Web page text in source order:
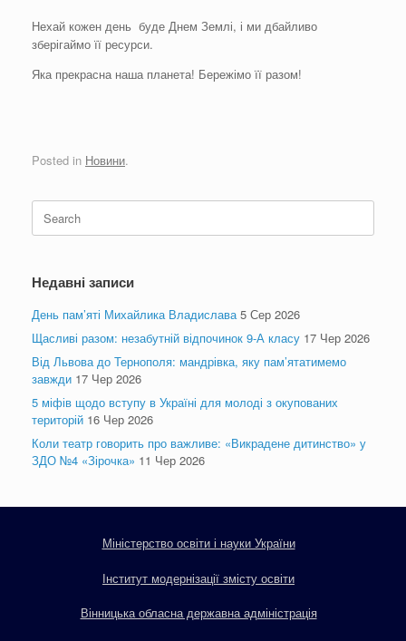
Нехай кожен день буде Днем Землі, і ми дбайливо
зберігаймо її ресурси.
Яка прекрасна наша планета! Бережімо її разом!
Posted in Новини.
for:
Недавні записи
День пам’яті Михайлика Владислава 5 Сер 2026
Щасливі разом: незабутній відпочинок 9-А класу 17 Чер 2026
Від Львова до Тернополя: мандрівка, яку пам’ятатимемо
завжди 17 Чер 2026
5 міфів щодо вступу в Україні для молоді з окупованих
територій 16 Чер 2026
Коли театр говорить про важливе: «Викрадене дитинство» у
ЗДО №4 «Зірочка» 11 Чер 2026
Міністерство освіти і науки України
Інститут модернізації змісту освіти
Вінницька обласна державна адміністрація